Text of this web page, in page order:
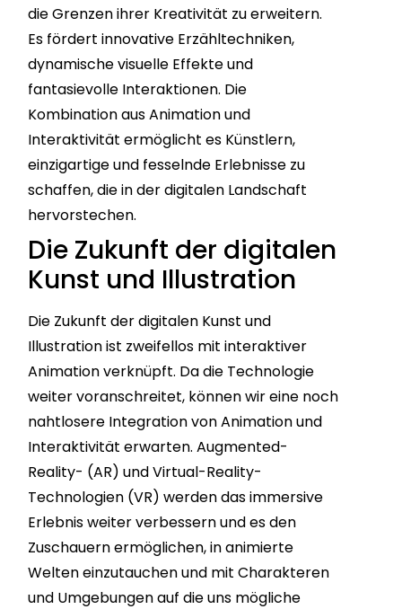
die Grenzen ihrer Kreativität zu erweitern.
Es fördert innovative Erzähltechniken,
dynamische visuelle Effekte und
fantasievolle Interaktionen. Die
Kombination aus Animation und
Interaktivität ermöglicht es Künstlern,
einzigartige und fesselnde Erlebnisse zu
schaffen, die in der digitalen Landschaft
hervorstechen.
Die Zukunft der digitalen
Kunst und Illustration
Die Zukunft der digitalen Kunst und
Illustration ist zweifellos mit interaktiver
Animation verknüpft. Da die Technologie
weiter voranschreitet, können wir eine noch
nahtlosere Integration von Animation und
Interaktivität erwarten. Augmented-
Reality- (AR) und Virtual-Reality-
Technologien (VR) werden das immersive
Erlebnis weiter verbessern und es den
Zuschauern ermöglichen, in animierte
Welten einzutauchen und mit Charakteren
und Umgebungen auf die uns mögliche